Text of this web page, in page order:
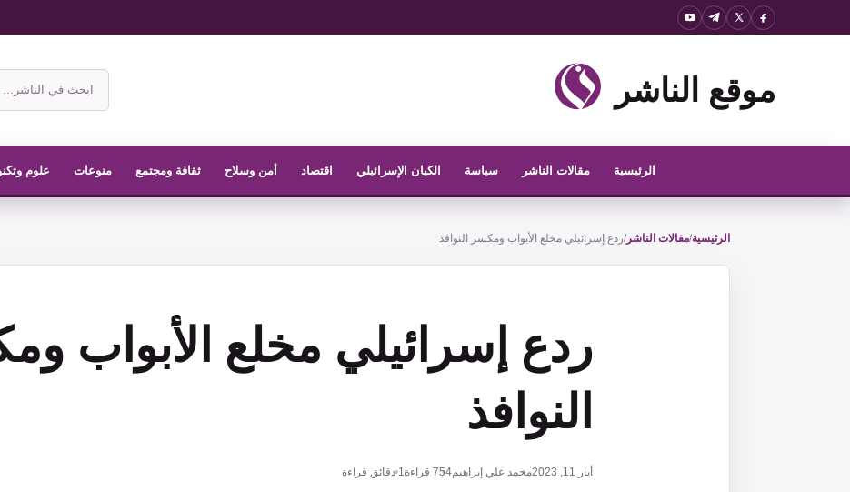
موقع الناشر
ابحث
في
الناشر
الرئيسية مقالات الناشر سياسة الكيان الإسرائيلي اقتصاد أمن وسلاح ثقافة ومجتمع منوعات علوم
الرئيسية/مقالات الناشر/ردع إسرائيلي مخلع الأبواب ومكسر النوافذ
ردع إسرائيلي مخلع الأبواب
النوافذ
أيار 11, 2023 محمد علي إبراهيم754 قراءة1 دقائق قراءة